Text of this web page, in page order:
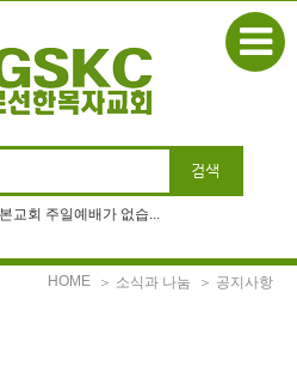
교회 주일예배가 없습...
HOME ＞ 소식과 나눔 ＞ 공지사항